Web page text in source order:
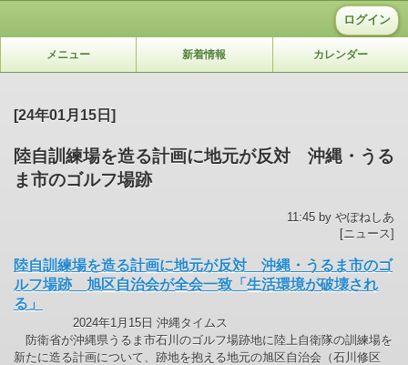
ログイン
メニュー 新着情報 カレンダー
[24年01月15日]
陸自訓練場を造る計画に地元が反対 沖縄・うる
ま市のゴルフ場跡
11:45 by やぽねしあ
[ニュース]
陸自訓練場を造る計画に地元が反対 沖縄・うるま市のゴ
ルフ場跡 旭区自治会が全会一致「生活環境が破壊され
る」
2024年1月15日 沖縄タイムス
防衛省が沖縄県うるま市石川のゴルフ場跡地に陸上自衛隊の訓練場を
新たに造る計画について、跡地を抱える地元の旭区自治会（石川修区